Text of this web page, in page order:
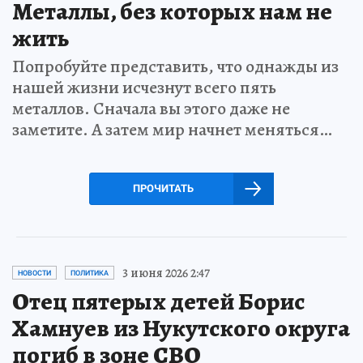
Металлы, без которых нам не
жить
Попробуйте представить, что однажды из
нашей жизни исчезнут всего пять
металлов. Сначала вы этого даже не
заметите. А затем мир начнет меняться…
ПРОЧИТАТЬ
НОВОСТИ ПОЛИТИКА 3 июня 2026 2:47
Отец пятерых детей Борис
Хамнуев из Нукутского округа
погиб в зоне СВО